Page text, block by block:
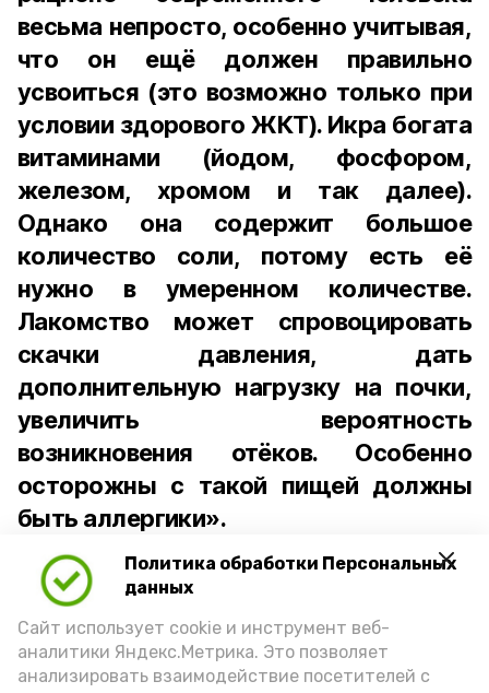
Политика обработки Персональных
данных
Сайт использует cookie и инструмент веб-
аналитики Яндекс.Метрика. Это позволяет
анализировать взаимодействие посетителей с
весьма непросто, особенно учитывая,
что он ещё должен правильно
усвоиться (это возможно только при
условии здорового ЖКТ). Икра богата
витаминами (йодом, фосфором,
железом, хромом и так далее).
Однако она содержит большое
количество соли, потому есть её
нужно в умеренном количестве.
Лакомство может спровоцировать
скачки давления, дать
дополнительную нагрузку на почки,
увеличить вероятность
возникновения отёков. Особенно
осторожны с такой пищей должны
быть аллергики».
Для взрослого человека безопасной
порцией икры считается 30-50 граммов
(2-3 ложки). При этом следует обратить
внимание на хлеб, с которым она